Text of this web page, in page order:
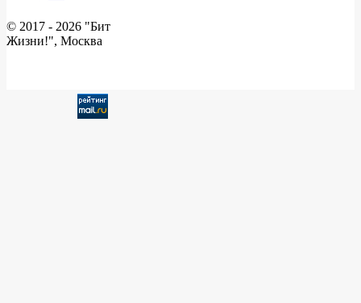
© 2017 - 2026 "Бит
Жизни!", Москва